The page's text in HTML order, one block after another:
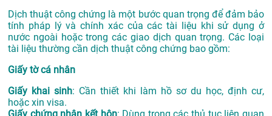
Dịch thuật công chứng là một bước quan trọng để đảm bảo
tính pháp lý và chính xác của các tài liệu khi sử dụng ở
nước ngoài hoặc trong các giao dịch quan trọng. Các loại
tài liệu thường cần dịch thuật công chứng bao gồm:
Giấy tờ cá nhân
Giấy khai sinh: Cần thiết khi làm hồ sơ du học, định cư,
hoặc xin visa.